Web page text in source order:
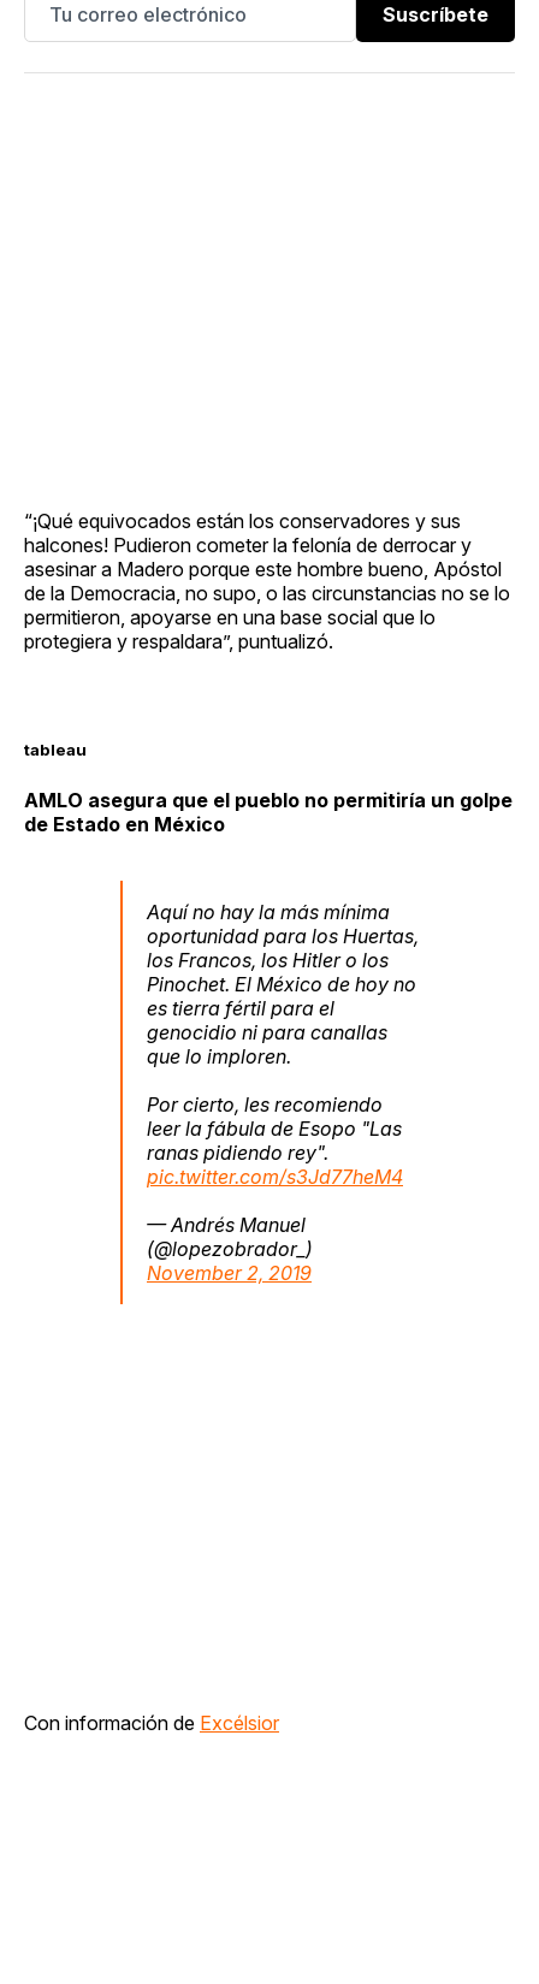
Suscríbete
“¡Qué equivocados están los conservadores y sus
halcones! Pudieron cometer la felonía de derrocar y
asesinar a Madero porque este hombre bueno, Apóstol
de la Democracia, no supo, o las circunstancias no se lo
permitieron, apoyarse en una base social que lo
protegiera y respaldara”, puntualizó.
tableau
AMLO asegura que el pueblo no permitiría un golpe
de Estado en México
Aquí no hay la más mínima
oportunidad para los Huertas,
los Francos, los Hitler o los
Pinochet. El México de hoy no
es tierra fértil para el
genocidio ni para canallas
que lo imploren.
Por cierto, les recomiendo
leer la fábula de Esopo "Las
ranas pidiendo rey".
pic.twitter.com/s3Jd77heM4
— Andrés Manuel
(@lopezobrador_)
November 2, 2019
Con información de Excélsior